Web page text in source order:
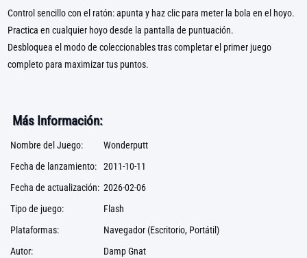
Control sencillo con el ratón: apunta y haz clic para meter la bola en el hoyo.
Practica en cualquier hoyo desde la pantalla de puntuación.
Desbloquea el modo de coleccionables tras completar el primer juego
completo para maximizar tus puntos.
Más Información:
Nombre del Juego:
Wonderputt
Fecha de lanzamiento: 2011-10-11
Fecha de actualización: 2026-02-06
Tipo de juego:
Flash
Plataformas:
Navegador (Escritorio, Portátil)
Autor:
Damp Gnat